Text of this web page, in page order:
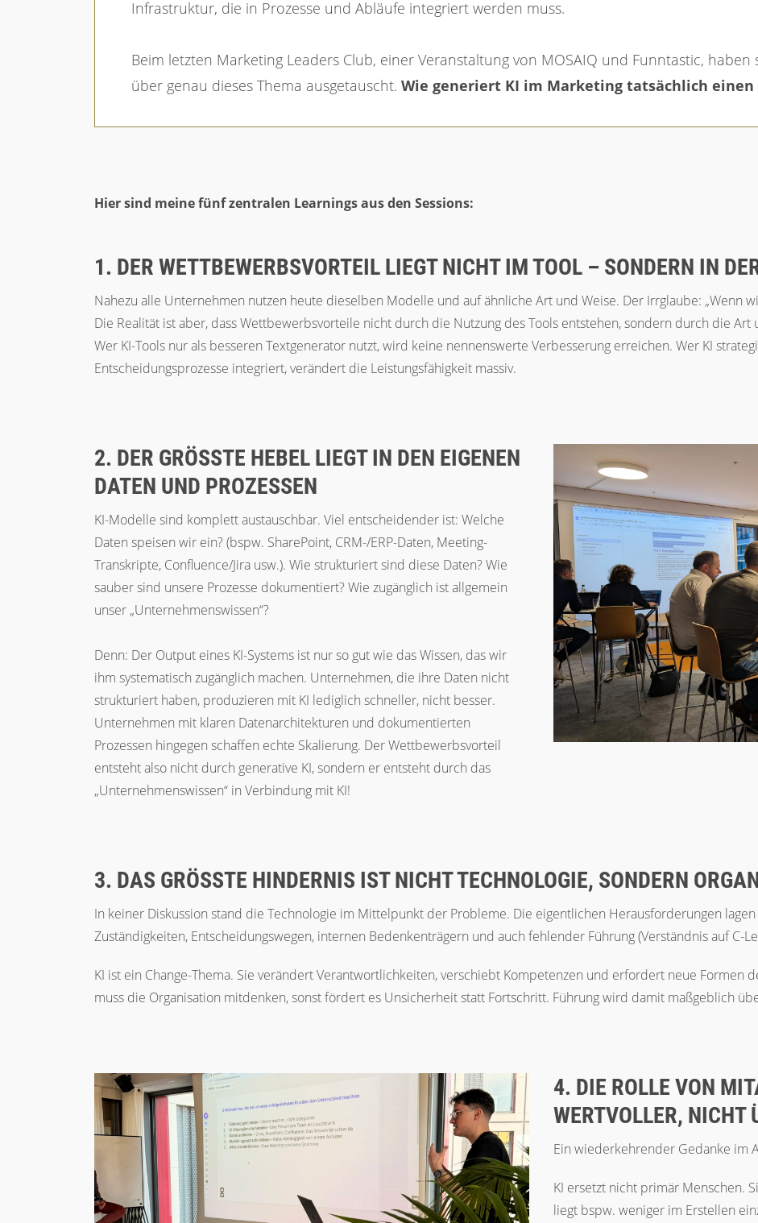
Infrastruktur, die in Prozesse und Abläufe integriert werden muss.
Beim letzten Marketing Leaders Club, einer Veranstaltung von MOSAIQ und Funntastic, haben
über genau dieses Thema ausgetauscht. Wie generiert KI im Marketing tatsächlich einen
Hier sind meine fünf zentralen Learnings aus den Sessions:
1. DER WETTBEWERBSVORTEIL LIEGT NICHT IM TOOL – SONDERN IN
Nahezu alle Unternehmen nutzen heute dieselben Modelle und auf ähnliche Art und Weise. Der Irrglaube: „Wenn
Die Realität ist aber, dass Wettbewerbsvorteile nicht durch die Nutzung des Tools entstehen, sondern durch die Art
Wer KI-Tools nur als besseren Textgenerator nutzt, wird keine nennenswerte Verbesserung erreichen. Wer KI
Entscheidungsprozesse integriert, verändert die Leistungsfähigkeit massiv.
2. DER GRÖSSTE HEBEL LIEGT IN DEN EIGENEN D
ATEN UND PROZESSEN
KI-Modelle sind komplett austauschbar. Viel entscheidender ist: Welche
Daten speisen wir ein? (bspw. SharePoint, CRM-/ERP-Daten, Meeting-
Transkripte, Confluence/Jira usw.). Wie strukturiert sind diese Daten? Wie
sauber sind unsere Prozesse dokumentiert? Wie zugänglich ist allgemein
unser „Unternehmenswissen“?
Denn: Der Output eines KI-Systems ist nur so gut wie das Wissen, das wir
ihm systematisch zugänglich machen. Unternehmen, die ihre Daten nicht
strukturiert haben, produzieren mit KI lediglich schneller, nicht besser.
Unternehmen mit klaren Datenarchitekturen und dokumentierten
Prozessen hingegen schaffen echte Skalierung. Der Wettbewerbsvorteil
entsteht also nicht durch generative KI, sondern er entsteht durch das
„Unternehmenswissen“ in Verbindung mit KI!
3. DAS GRÖSSTE HINDERNIS IST NICHT TECHNOLOGIE, SONDERN
In keiner Diskussion stand die Technologie im Mittelpunkt der Probleme. Die eigentlichen Herausforderungen
Zuständigkeiten, Entscheidungswegen, internen Bedenkenträgern und auch fehlender Führung (Verständnis auf C-
KI ist ein Change-Thema. Sie verändert Verantwortlichkeiten, verschiebt Kompetenzen und erfordert neue Formen
muss die Organisation mitdenken, sonst fördert es Unsicherheit statt Fortschritt. Führung wird damit maßgeblich
4. DIE ROLLE VON
WERTVOLLER, NICHT
Ein wiederkehrender Gedanke im
KI ersetzt nicht primär Menschen.
liegt bspw. weniger im Erstellen